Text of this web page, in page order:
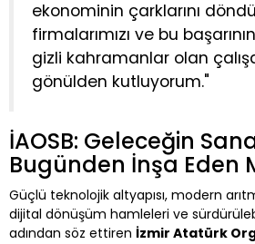
ekonominin çarklarını
firmalarımızı ve bu
gizli kahramanlar olan
gönülden kutluyorum."
İAOSB: Geleceğin
Bugünden İnşa Eden
Güçlü teknolojik altyapısı, modern
dijital dönüşüm hamleleri ve
adından söz ettiren İzmir Atatürk